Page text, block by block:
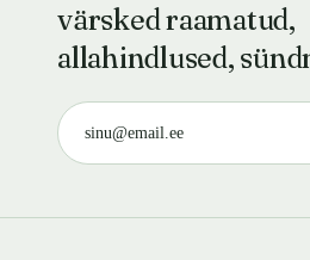
värsked raamatud,
allahindlused,